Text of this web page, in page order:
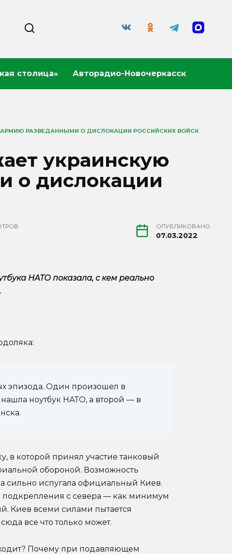
столица» Авторадио-Новочеркасск
АРМИЮ РАЗВЕДАННЫМИ О ДИСЛОКАЦИИ РОССИЙСКИХ ВОЙСК
украинскую
о дислокации
ОПУБЛИКОВАНО
07.03.2022
НАТО показала, с кем реально
эпизода. Один произошел в
ноутбук НАТО, а второй — в
в которой принял участие танковый
обороной. Возможность
сильно испугала официальный Киев.
с севера — как минимум
Киев всеми силами пытается
все что только может.
Почему при подавляющем